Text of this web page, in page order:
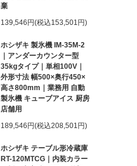
棄
139,546円(税込153,501円)
ホシザキ 製氷機 IM-35M-2
｜アンダーカウンター型
35kgタイプ｜単相100V｜
外形寸法 幅500×奥行450×
高さ800mm｜業務用 自動
製氷機 キューブアイス 厨房
店舗用
189,546円(税込208,501円)
ホシザキ テーブル形冷蔵庫
RT-120MTCG｜内装カラー